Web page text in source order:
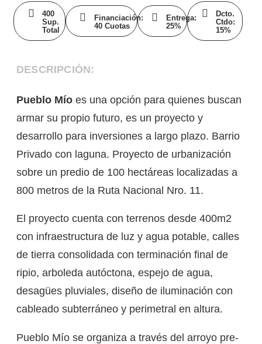
400
Sup.
Total
Financiación:
40 Cuotas
Entrega:
25%
Dcto.
Ctdo:
15%
DESCRIPCIÓN:
Pueblo Mío es una opción para quienes buscan
armar su propio futuro, es un proyecto y
desarrollo para inversiones a largo plazo. Barrio
Privado con laguna. Proyecto de urbanización
sobre un predio de 100 hectáreas localizadas a
800 metros de la Ruta Nacional Nro. 11.
El proyecto cuenta con terrenos desde 400m2
con infraestructura de luz y agua potable, calles
de tierra consolidada con terminación final de
ripio, arboleda autóctona, espejo de agua,
desagües pluviales, diseño de iluminación con
cableado subterráneo y perimetral en altura.
Pueblo Mío se organiza a través del arroyo pre-